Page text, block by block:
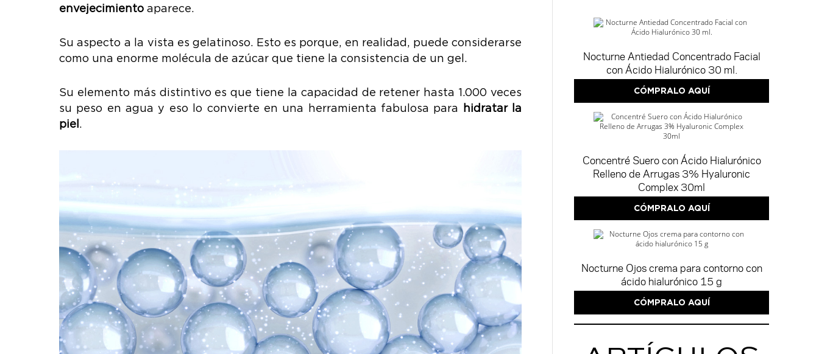
envejecimiento aparece.
Su aspecto a la vista es gelatinoso. Esto es porque, en realidad, puede considerarse
como una enorme molécula de azúcar que tiene la consistencia de un gel.
Su elemento más distintivo es que tiene la capacidad de retener hasta 1.000 veces
su peso en agua y eso lo convierte en una herramienta fabulosa para hidratar la
piel.
Nocturne Antiedad Concentrado Facial
con Ácido Hialurónico 30 ml.
CÓMPRALO AQUÍ
Concentré Suero con Ácido Hialurónico
Relleno de Arrugas 3% Hyaluronic
Complex 30ml
CÓMPRALO AQUÍ
Nocturne Ojos crema para contorno con
ácido hialurónico 15 g
CÓMPRALO AQUÍ